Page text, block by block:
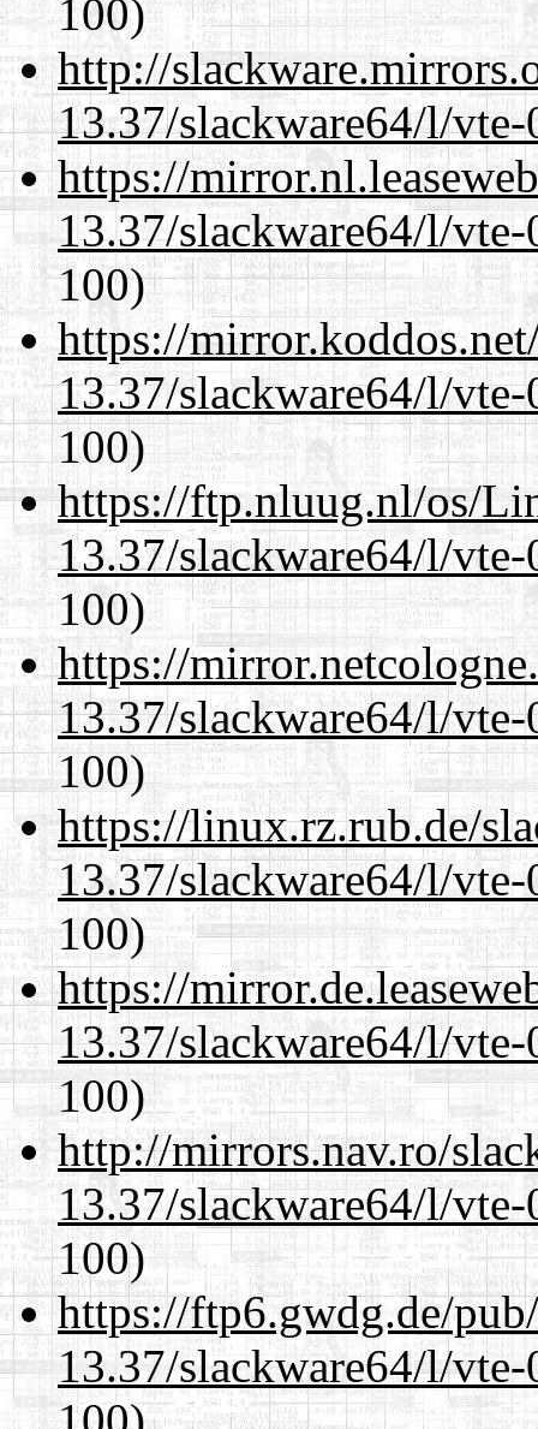
100)
http://
13.37/slackware64/l/
https://
13.37/slackware64/l/
100)
https://
13.37/slackware64/l/
100)
https://ftp.nluug.nl/os/
13.37/slackware64/l/
100)
https://
13.37/slackware64/l/
100)
https://linux.rz.rub.de/
13.37/slackware64/l/
100)
https://
13.37/slackware64/l/
100)
http://mirrors.nav.ro/
13.37/slackware64/l/
100)
https://ftp6.gwdg.de/
13.37/slackware64/l/